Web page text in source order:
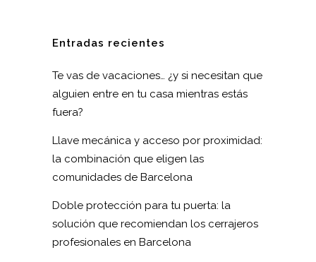
Entradas recientes
Te vas de vacaciones… ¿y si necesitan que
alguien entre en tu casa mientras estás
fuera?
Llave mecánica y acceso por proximidad:
la combinación que eligen las
comunidades de Barcelona
Doble protección para tu puerta: la
solución que recomiendan los cerrajeros
profesionales en Barcelona